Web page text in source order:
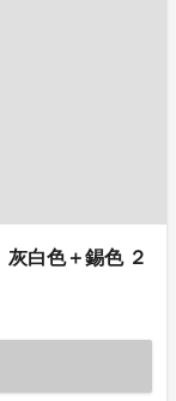
白色＋錫色 ２